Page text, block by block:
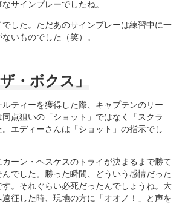
サインプレーでしたね。
した。ただあのサインプレーは練習中に一
いものでした（笑）。
・ボクス」
ティーを獲得した際、キャプテンのリー
点狙いの「ショット」ではなく「スクラ
。エディーさんは「ショット」の指示でし
ーン・ヘスケスのトライが決まるまで勝て
でした。勝った瞬間、どういう感情だった
。それぐらい必死だったんでしょうね。大
征した時、現地の方に「オオノ！」と声を